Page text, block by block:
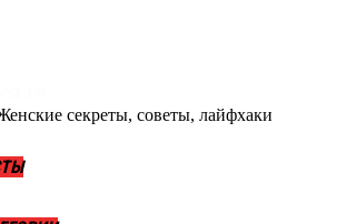
секреты, советы, лайфхаки